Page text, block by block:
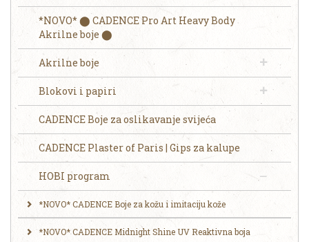
*NOVO* ⬤ CADENCE Pro Art Heavy Body
Akrilne boje ⬤
Akrilne boje
Blokovi i papiri
CADENCE Boje za oslikavanje svijeća
CADENCE Plaster of Paris | Gips za kalupe
HOBI program
*NOVO* CADENCE Boje za kožu i imitaciju kože
*NOVO* CADENCE Midnight Shine UV Reaktivna boja